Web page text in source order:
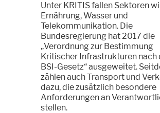
Unter KRITIS fallen Sektoren
Ernährung, Wasser und
Telekommunikation. Die
Bundesregierung hat 2017 die
„Verordnung zur Bestimmung
Kritischer Infrastrukturen nach
BSI-Gesetz“ ausgeweitet.
zählen auch Transport und
dazu, die zusätzlich besondere
Anforderungen an
stellen.